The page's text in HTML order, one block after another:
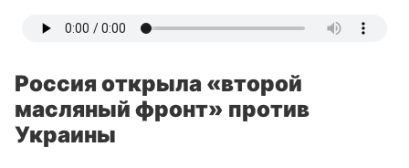
Россия открыла «второй
масляный фронт» против
Украины